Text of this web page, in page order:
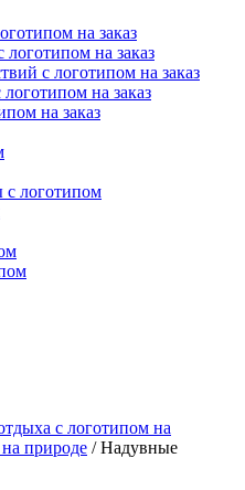
на заказ
на заказ
с логотипом на заказ
на заказ
на заказ
логотипом
с логотипом на
природе / Надувные